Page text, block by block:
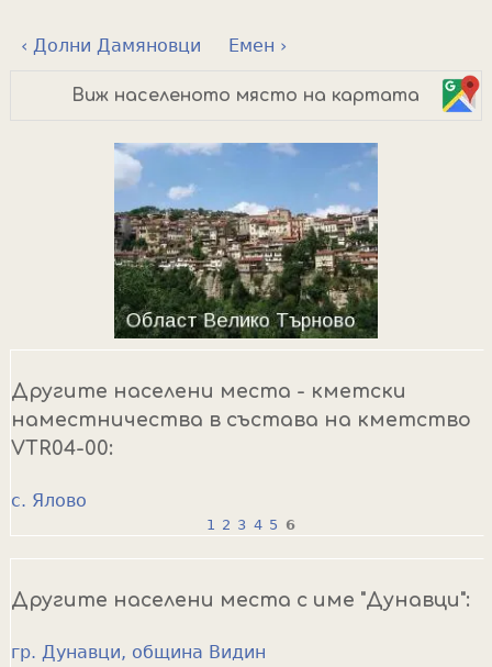
‹ Долни Дамяновци Емен ›
Виж населеното място на картата
Другите населени места - кметски
наместничества в състава на кметство
VTR04-00:
с. Ялово
g
e
1 2 3 4 5 6
Другите населени места с име "Дунавци":
гр. Дунавци, община Видин